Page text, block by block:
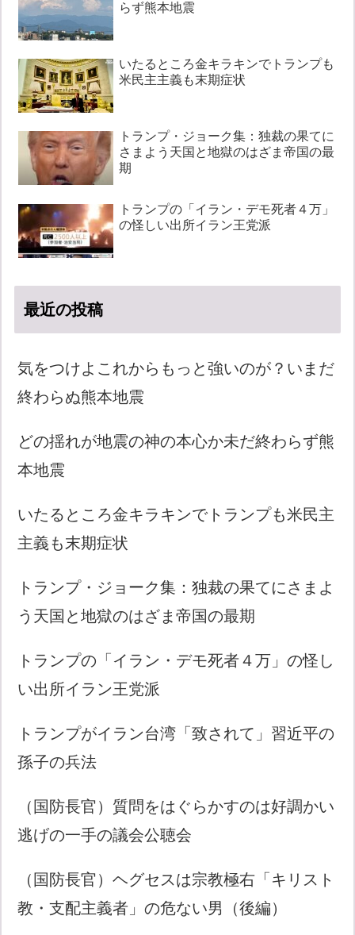
らず熊本地震
いたるところ金キラキンでトランプも
米民主主義も末期症状
トランプ・ジョーク集：独裁の果てに
さまよう天国と地獄のはざま帝国の最
期
トランプの「イラン・デモ死者４万」
の怪しい出所イラン王党派
最近の投稿
気をつけよこれからもっと強いのが？いまだ
終わらぬ熊本地震
どの揺れが地震の神の本心か未だ終わらず熊
本地震
いたるところ金キラキンでトランプも米民主
主義も末期症状
トランプ・ジョーク集：独裁の果てにさまよ
う天国と地獄のはざま帝国の最期
トランプの「イラン・デモ死者４万」の怪し
い出所イラン王党派
トランプがイラン台湾「致されて」習近平の
孫子の兵法
（国防長官）質問をはぐらかすのは好調かい
逃げの一手の議会公聴会
（国防長官）ヘグセスは宗教極右「キリスト
教・支配主義者」の危ない男（後編）